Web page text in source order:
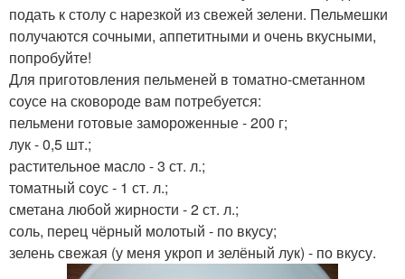
подать к столу с нарезкой из свежей зелени. Пельмешки
получаются сочными, аппетитными и очень вкусными,
попробуйте!
Для приготовления пельменей в томатно-сметанном
соусе на сковороде вам потребуется:
пельмени готовые замороженные - 200 г;
лук - 0,5 шт.;
растительное масло - 3 ст. л.;
томатный соус - 1 ст. л.;
сметана любой жирности - 2 ст. л.;
соль, перец чёрный молотый - по вкусу;
зелень свежая (у меня укроп и зелёный лук) - по вкусу.